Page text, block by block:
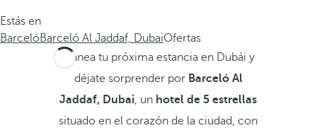
Estás en
BarcelóBarceló Al Jaddaf, DubaiOfertas
Planea tu próxima estancia en Dubái y
déjate sorprender por Barceló Al
Jaddaf, Dubai, un hotel de 5 estrellas
situado en el corazón de la ciudad, con